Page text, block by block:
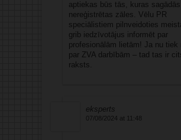
aptiekas būs tās, kuras sagādās
nereģistrētas zāles. Vēlu PR
speciālistiem pilnveidoties
grib iedzīvotājus informēt par
profesionālām lietām! Ja nu tiek
par ZVA darbībām – tad tas ir
raksts.
eksperts
07/08/2024 at 11:48